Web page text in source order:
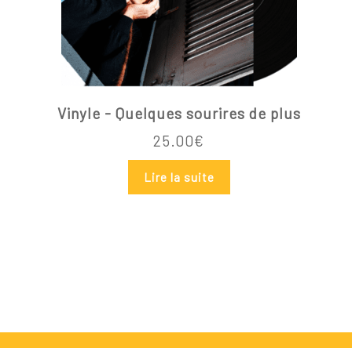
Vinyle - Quelques sourires de plus
25.00€
Lire la suite